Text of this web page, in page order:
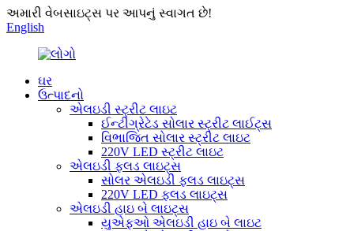
અમારી વેબસાઇટ્સ પર આપનું સ્વાગત છે!
English
ઘર
ઉત્પાદનો
એલઇડી સ્ટ્રીટ લાઇટ
ઈન્ટીગ્રેટેડ સોલાર સ્ટ્રીટ લાઈટ્સ
વિભાજિત સોલાર સ્ટ્રીટ લાઇટ
220V LED સ્ટ્રીટ લાઇટ
એલઇડી ફ્લડ લાઇટ્સ
સોલર એલઇડી ફ્લડ લાઇટ્સ
220V LED ફ્લડ લાઇટ્સ
એલઇડી હાઇ બે લાઇટ્સ
યુએફઓ એલઇડી હાઇ બે લાઇટ